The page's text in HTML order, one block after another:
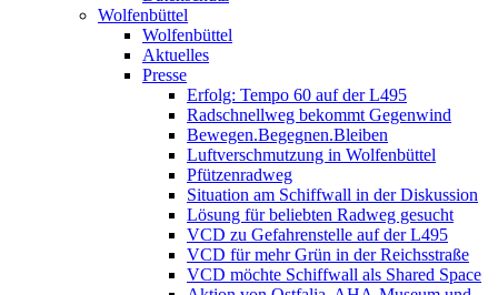
Wolfenbüttel
Wolfenbüttel
Aktuelles
Presse
Erfolg: Tempo 60 auf der L495
Radschnellweg bekommt Gegenwind
Bewegen.Begegnen.Bleiben
Luftverschmutzung in Wolfenbüttel
Pfützenradweg
Situation am Schiffwall in der Diskussion
Lösung für beliebten Radweg gesucht
VCD zu Gefahrenstelle auf der L495
VCD für mehr Grün in der Reichsstraße
VCD möchte Schiffwall als Shared Space